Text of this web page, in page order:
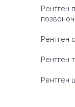
Рентген
Рентген
Рентген
Рентген